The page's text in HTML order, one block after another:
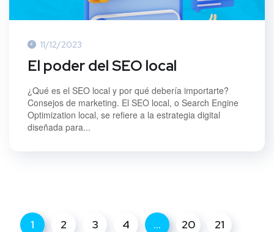
11/12/2023
El poder del SEO local
¿Qué es el SEO local y por qué debería importarte?
Consejos de marketing. El SEO local, o Search Engine
Optimization local, se refiere a la estrategia digital
diseñada para...
1 2 3 4 … 20
21